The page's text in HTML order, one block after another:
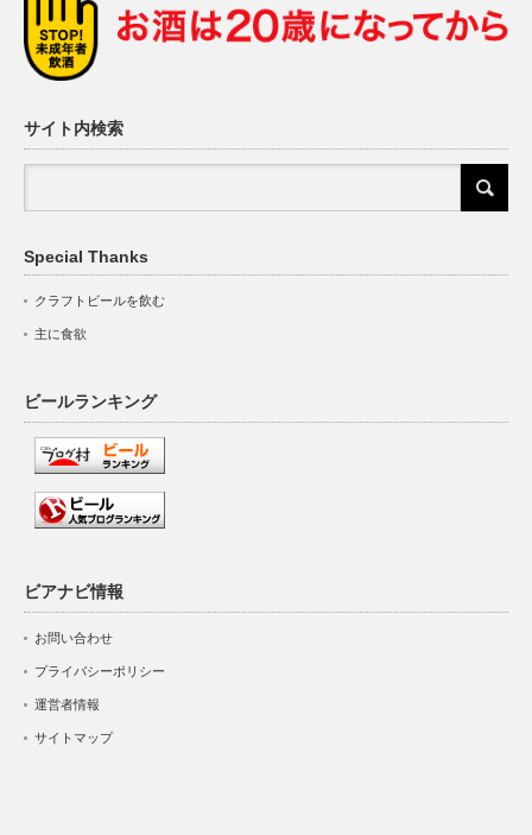
サイト内検索
Special Thanks
クラフトビールを飲む
主に食欲
ビールランキング
ビアナビ情報
お問い合わせ
プライバシーポリシー
運営者情報
サイトマップ